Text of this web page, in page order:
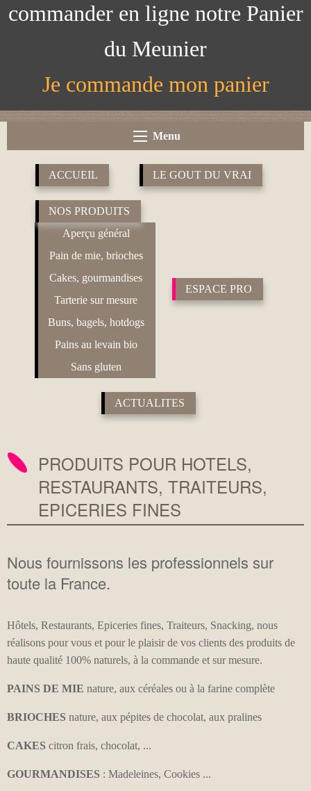
commander en ligne notre Panier
du Meunier
Je commande mon panier
Menu
ACCUEIL LE GOUT DU VRAI
NOS PRODUITS
Aperçu général
Pain de mie, brioches
Cakes, gourmandises
Tarterie sur mesure
Buns, bagels, hotdogs
Pains au levain bio
Sans gluten
ESPACE PRO
ACTUALITES
PRODUITS POUR HOTELS,
RESTAURANTS, TRAITEURS,
EPICERIES FINES
Nous fournissons les professionnels sur
toute la France.
Hôtels, Restaurants, Epiceries fines, Traiteurs, Snacking, nous
réalisons pour vous et pour le plaisir de vos clients des produits de
haute qualité 100% naturels, à la commande et sur mesure.
PAINS DE MIE nature, aux céréales ou à la farine complète
BRIOCHES nature, aux pépites de chocolat, aux pralines
CAKES citron frais, chocolat, ...
GOURMANDISES : Madeleines, Cookies ...